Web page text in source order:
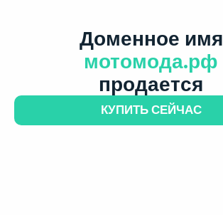
Доменное имя
мотомода.рф
продается
КУПИТЬ СЕЙЧАС